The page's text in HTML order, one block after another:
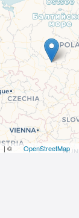
| © OpenStreetMap